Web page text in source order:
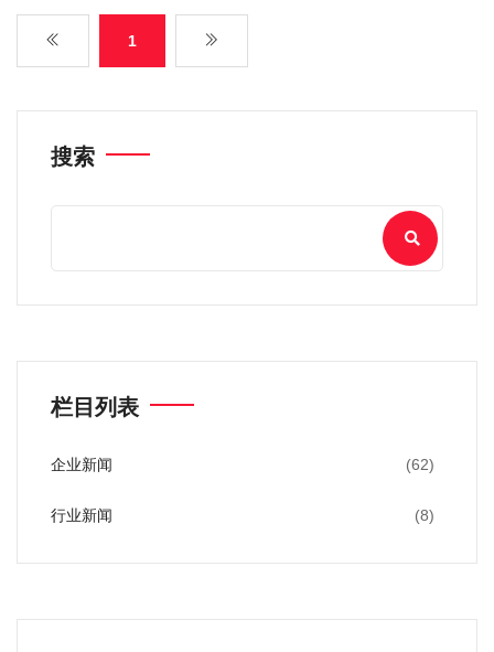
1
搜索
栏目列表
企业新闻 (62)
行业新闻 (8)